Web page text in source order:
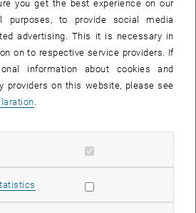
Filmspektakel aus 10 Routen auf den
wird sowohl am weltweit ersten
Hochhäusern vorbeigeradelt. Ebenso
you get the best experience on our
purposes, to provide social media
advertising. This it is necessary in
on to respective service providers. If
information about cookies and
providers on this website, please see
.
Allow mandatory cookies
Allow statistic cookies